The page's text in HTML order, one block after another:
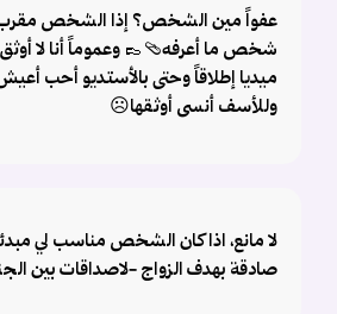
عفواً مين الشخص؟ إذا الشخص مقرب
شخص ما أعرفه🩴👞 وعموماً
ميديا إطلاقاً وحتى بالأستديو أحب
وللأسف أنسى أوثقها☹️
لا مانع، اذا كان الشخص مناسب لي
صادقة بهدف الزواج -لاصداقات بين